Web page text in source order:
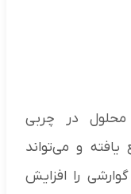
محلول در چربی
و می‌تواند
را افزایش